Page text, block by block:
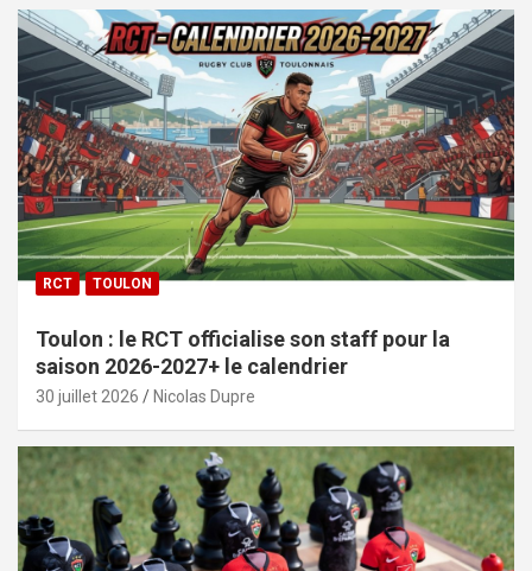
RCT TOULON
Toulon : le RCT officialise son staff pour la
saison 2026-2027+ le calendrier
30 juillet 2026 Nicolas Dupre